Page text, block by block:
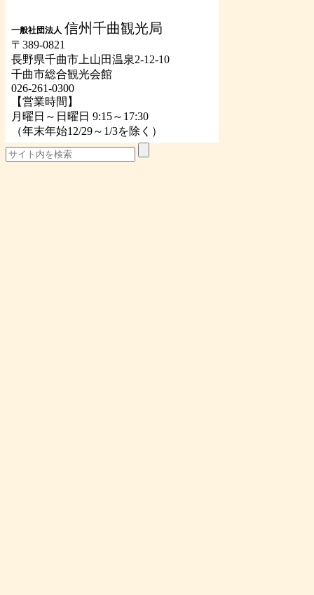
一般社団法人 信州千曲観光局
〒389-0821
長野県千曲市上山田温泉2-12-10
千曲市総合観光会館
026-261-0300
【営業時間】
月曜日～日曜日 9:15～17:30
（年末年始12/29～1/3を除く）